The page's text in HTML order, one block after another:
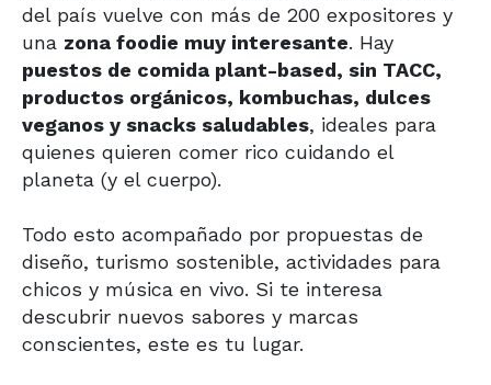
del país vuelve con más de 200 expositores y
una zona foodie muy interesante. Hay
puestos de comida plant-based, sin TACC,
productos orgánicos, kombuchas, dulces
veganos y snacks saludables, ideales para
quienes quieren comer rico cuidando el
planeta (y el cuerpo).
Todo esto acompañado por propuestas de
diseño, turismo sostenible, actividades para
chicos y música en vivo. Si te interesa
descubrir nuevos sabores y marcas
conscientes, este es tu lugar.